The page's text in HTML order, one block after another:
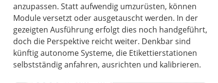
anzupassen. Statt aufwendig umzurüsten, können
Module versetzt oder ausgetauscht werden. In der
gezeigten Ausführung erfolgt dies noch handgeführt,
doch die Perspektive reicht weiter. Denkbar sind
künftig autonome Systeme, die Etikettierstationen
selbstständig anfahren, ausrichten und kalibrieren.